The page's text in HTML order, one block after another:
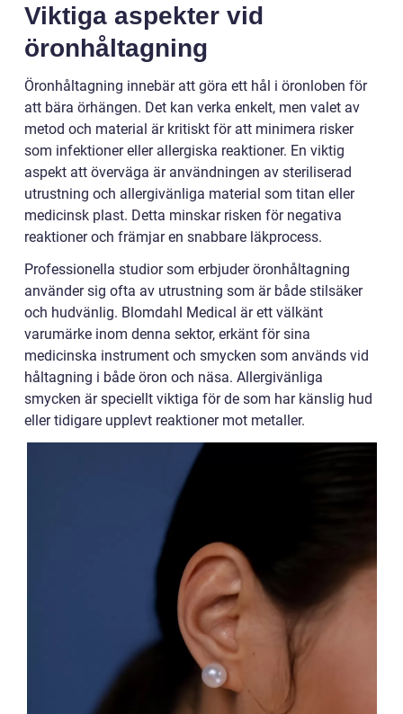
Viktiga aspekter vid
öronhåltagning
Öronhåltagning innebär att göra ett hål i öronloben för
att bära örhängen. Det kan verka enkelt, men valet av
metod och material är kritiskt för att minimera risker
som infektioner eller allergiska reaktioner. En viktig
aspekt att överväga är användningen av steriliserad
utrustning och allergivänliga material som titan eller
medicinsk plast. Detta minskar risken för negativa
reaktioner och främjar en snabbare läkprocess.
Professionella studior som erbjuder öronhåltagning
använder sig ofta av utrustning som är både stilsäker
och hudvänlig. Blomdahl Medical är ett välkänt
varumärke inom denna sektor, erkänt för sina
medicinska instrument och smycken som används vid
håltagning i både öron och näsa. Allergivänliga
smycken är speciellt viktiga för de som har känslig hud
eller tidigare upplevt reaktioner mot metaller.